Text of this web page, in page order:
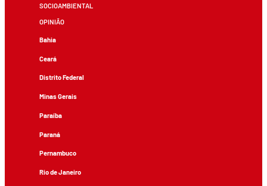
SOCIOAMBIENTAL
OPINIÃO
Bahia
Ceará
Distrito Federal
Minas Gerais
Paraíba
Paraná
Pernambuco
Rio de Janeiro